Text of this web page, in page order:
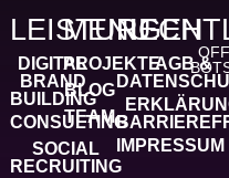
LEISTUNGEN
DIGITAL
BRAND
BUILDING
CONSULTING
SOCIAL
RECRUITING
MENU
PROJEKTE
BLOG
TEAM
AGB &
IMPRESSUM